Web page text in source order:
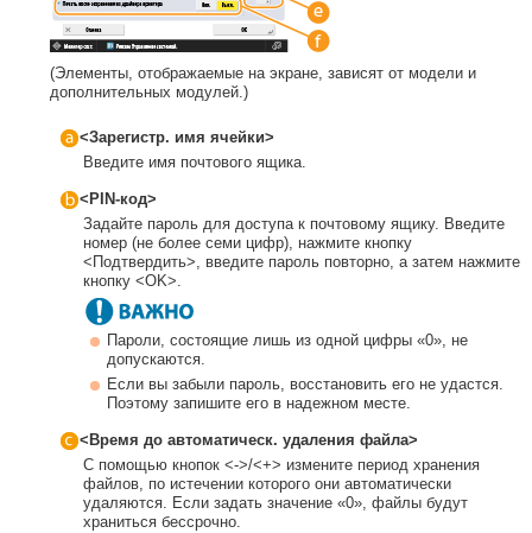
(Элементы, отображаемые на экране, зависят от модели и
дополнительных модулей.)
<Зарегистр. имя ячейки>
Введите имя почтового ящика.
<PIN-код>
Задайте пароль для доступа к почтовому ящику. Введите
номер (не более семи цифр), нажмите кнопку
<Подтвердить>, введите пароль повторно, а затем нажмите
кнопку <OK>.
Пароли, состоящие лишь из одной цифры «0», не
допускаются.
Если вы забыли пароль, восстановить его не удастся.
Поэтому запишите его в надежном месте.
<Время до автоматическ. удаления файла>
С помощью кнопок <->/<+> измените период хранения
файлов, по истечении которого они автоматически
удаляются. Если задать значение «0», файлы будут
храниться бессрочно.